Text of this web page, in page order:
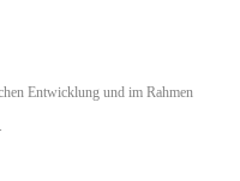
Entwicklung und im Rahmen